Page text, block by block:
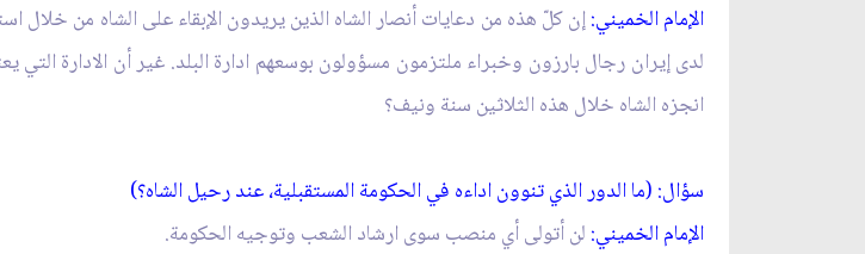
الإمام الخميني:إن كلّ هذه من دعايات أنصار الشاه الذين يريدون الإبقاء على الشاه من
لدى إيران رجال بارزون وخبراء ملتزمون مسؤولون بوسعهم ادارة البلد. غير أن الادارة التي
انجزه الشاه خلال هذه الثلاثين سنة ونيف؟
سؤال: (ما الدور الذي تنوون اداءه في الحكومة المستقبلية، عند رحيل الشاه؟)
الإمام الخميني: لن أتولى أي منصب سوى ارشاد الشعب وتوجيه الحكومة.